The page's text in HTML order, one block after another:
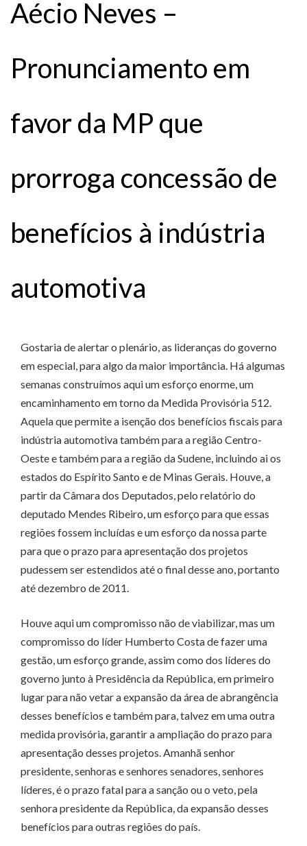
Aécio Neves –
Pronunciamento em
favor da MP que
prorroga concessão de
benefícios à indústria
automotiva
Gostaria de alertar o plenário, as lideranças do governo
em especial, para algo da maior importância. Há algumas
semanas construímos aqui um esforço enorme, um
encaminhamento em torno da Medida Provisória 512.
Aquela que permite a isenção dos benefícios fiscais para
indústria automotiva também para a região Centro-
Oeste e também para a região da Sudene, incluindo ai os
estados do Espírito Santo e de Minas Gerais. Houve, a
partir da Câmara dos Deputados, pelo relatório do
deputado Mendes Ribeiro, um esforço para que essas
regiões fossem incluídas e um esforço da nossa parte
para que o prazo para apresentação dos projetos
pudessem ser estendidos até o final desse ano, portanto
até dezembro de 2011.
Houve aqui um compromisso não de viabilizar, mas um
compromisso do líder Humberto Costa de fazer uma
gestão, um esforço grande, assim como dos líderes do
governo junto à Presidência da República, em primeiro
lugar para não vetar a expansão da área de abrangência
desses benefícios e também para, talvez em uma outra
medida provisória, garantir a ampliação do prazo para
apresentação desses projetos. Amanhã senhor
presidente, senhoras e senhores senadores, senhores
líderes, é o prazo fatal para a sanção ou o veto, pela
senhora presidente da República, da expansão desses
benefícios para outras regiões do país.